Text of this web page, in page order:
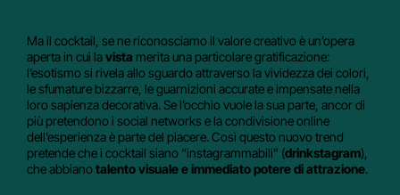
Ma il cocktail, se ne riconosciamo il valore creativo è un’opera
aperta in cui lavista merita una particolare gratificazione:
l’esotismo si rivela allo sguardo attraverso la vividezza dei colori,
le sfumature bizzarre, le guarnizioni accurate e impensate nella
loro sapienza decorativa. Se l’occhio vuole la sua parte, ancor di
più pretendono i social networks e la condivisione online
dell’esperienza è parte del piacere. Così questo nuovo trend
pretende che i cocktail siano “instagrammabili” (drinkstagram),
che abbiano talento visuale e immediato potere di attrazione.